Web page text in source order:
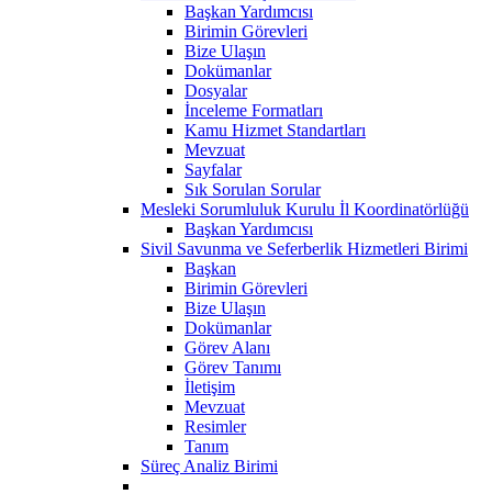
Başkan Yardımcısı
Birimin Görevleri
Bize Ulaşın
Dokümanlar
Dosyalar
İnceleme Formatları
Kamu Hizmet Standartları
Mevzuat
Sayfalar
Sık Sorulan Sorular
Mesleki Sorumluluk Kurulu İl Koordinatörlüğü
Başkan Yardımcısı
Sivil Savunma ve Seferberlik Hizmetleri Birimi
Başkan
Birimin Görevleri
Bize Ulaşın
Dokümanlar
Görev Alanı
Görev Tanımı
İletişim
Mevzuat
Resimler
Tanım
Süreç Analiz Birimi